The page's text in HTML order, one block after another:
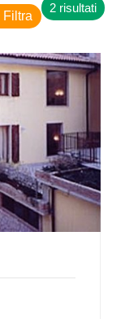
2 risultati
Filtra